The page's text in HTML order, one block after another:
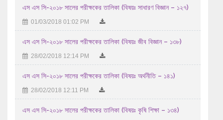
২০২৬ সালের এইচএসসি/সমমান পরীক্ষায় অংশগ্রহণ করতে ইচ্ছুক ...
প্রাইম মিনিস্টার্স গোল্ডকাপ ফুটবল টুর্নামেন্ট-২০২৬ ...
24/07/2026 12:07 PM
No Objection Certificate (NOC) for Debol Chandra Dash for ex
Bangladesh leave
এস এস সি-২০১৮ সালের পরীক্ষকের তালিকা (বিষয়ঃ সাধারণ বিজ্ঞান – ১২৭)
01/03/2018 01:02 PM
এস এস সি-২০১৮ সালের পরীক্ষকের তালিকা (বিষয়ঃ জীব বিজ্ঞান – ১৩৮)
28/02/2018 12:14 PM
এস এস সি-২০১৮ সালের পরীক্ষকের তালিকা (বিষয়ঃ অর্থনীতি – ১৪১)
28/02/2018 12:11 PM
এস এস সি-২০১৮ সালের পরীক্ষকের তালিকা (বিষয়ঃ কৃষি শিক্ষা – ১৩৪)